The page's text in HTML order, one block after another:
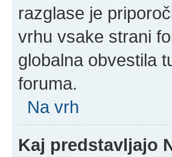
razglase je
vrhu vsake strani
globalna obvestila
foruma.
Na vrh
Kaj predstavljajo